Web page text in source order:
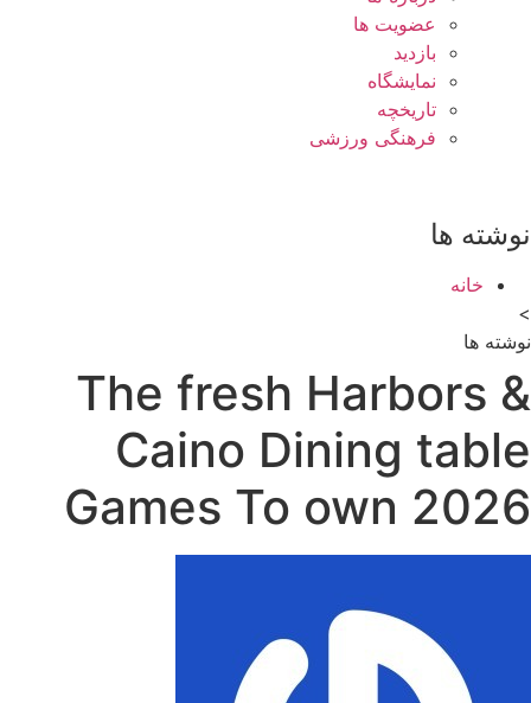
عضویت ها
بازدید
نمایشگاه
تاريخچه
فرهنگی ورزشی
نوشته ها
خانه
>
نوشته ها
The fresh Harbors &
Caino Dining table
Games To own 2026